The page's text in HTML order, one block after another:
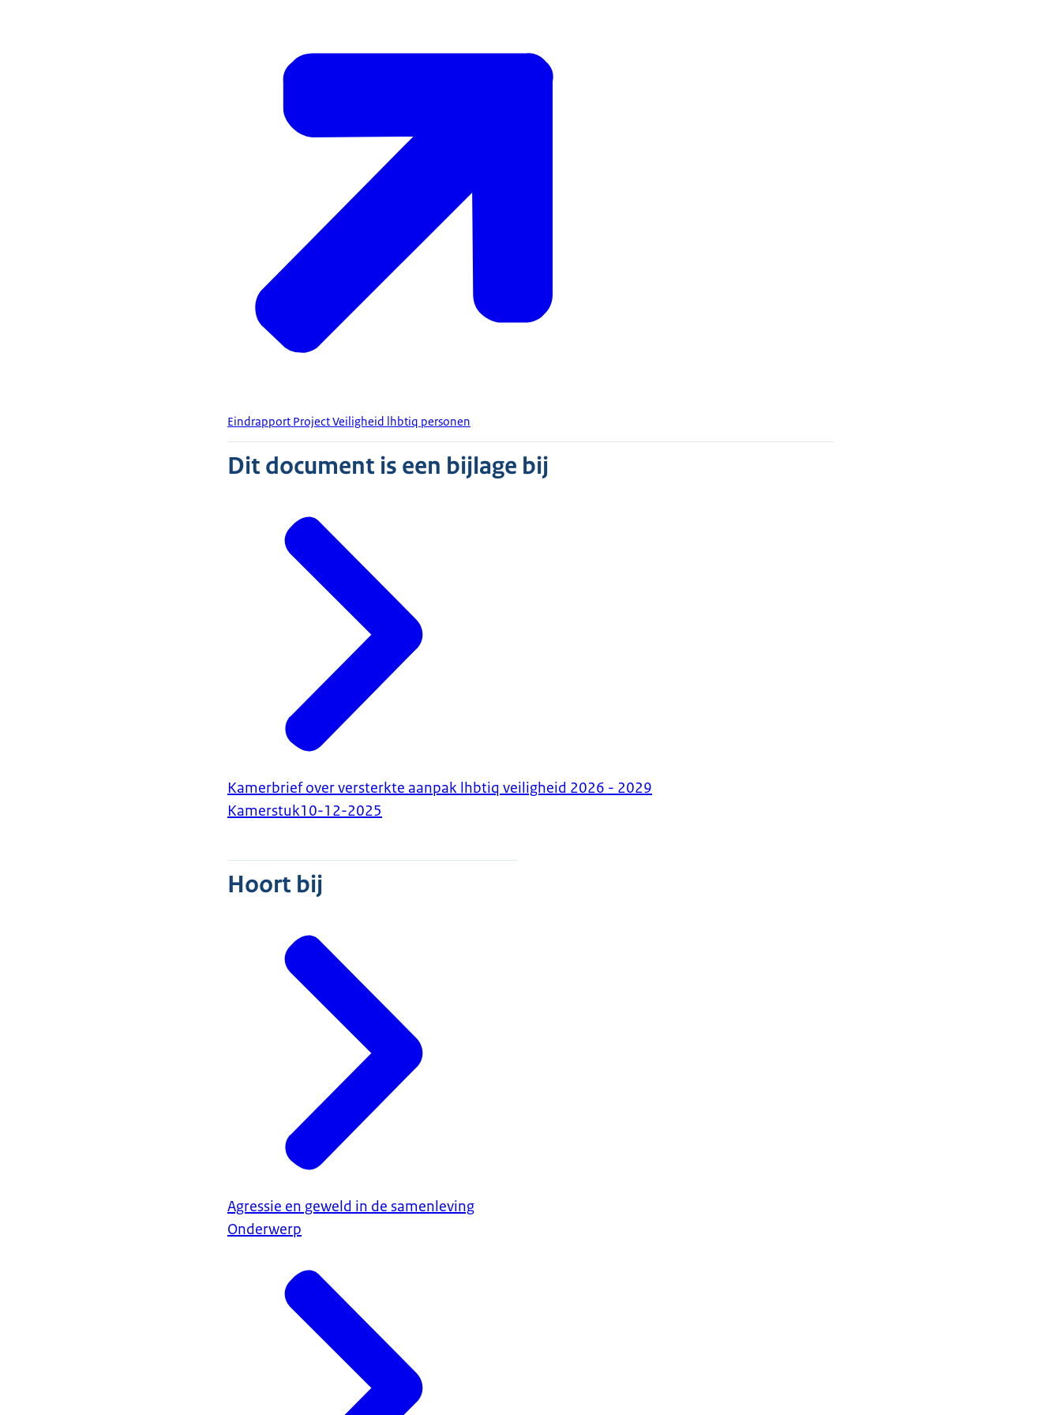
Eindrapport Project Veiligheid lhbtiq personen
Dit document is een bijlage bij
Kamerbrief over versterkte aanpak lhbtiq veiligheid 2026 - 2029
Kamerstuk10-12-2025
Hoort bij
Agressie en geweld in de samenleving
Onderwerp